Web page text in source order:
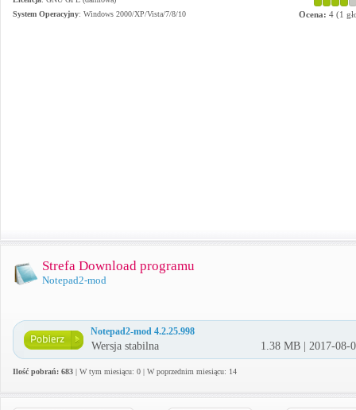
System Operacyjny: Windows 2000/XP/Vista/7/8/10 Ocena: 4 (1
Strefa Download programu
Notepad2-mod
Notepad2-mod 4.2.25.998
Wersja stabilna 1.38 MB | 2017-08-
Ilość pobrań: 683 | W tym miesiącu: 0 | W poprzednim miesiącu: 14